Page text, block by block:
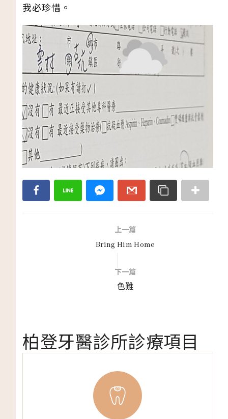
我必珍惜。
上一篇
Bring Him Home
下一篇
色難
柏登牙醫診所診療項目